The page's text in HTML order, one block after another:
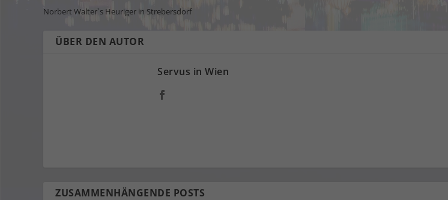
Norbert Walter`s Heuriger in Strebersdorf
ÜBER DEN AUTOR
Servus in Wien
ZUSAMMENHÄNGENDE POSTS